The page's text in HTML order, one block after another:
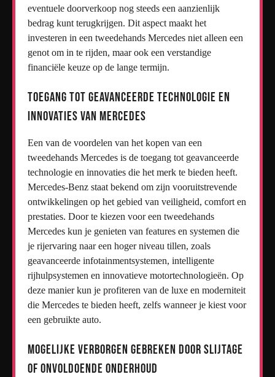
eventuele doorverkoop nog steeds een aanzienlijk
bedrag kunt terugkrijgen. Dit aspect maakt het
investeren in een tweedehands Mercedes niet alleen een
genot om in te rijden, maar ook een verstandige
financiële keuze op de lange termijn.
Toegang tot geavanceerde technologie en
innovaties van Mercedes
Een van de voordelen van het kopen van een
tweedehands Mercedes is de toegang tot geavanceerde
technologie en innovaties die het merk te bieden heeft.
Mercedes-Benz staat bekend om zijn vooruitstrevende
ontwikkelingen op het gebied van veiligheid, comfort en
prestaties. Door te kiezen voor een tweedehands
Mercedes kun je genieten van features en systemen die
je rijervaring naar een hoger niveau tillen, zoals
geavanceerde infotainmentsystemen, intelligente
rijhulpsystemen en innovatieve motortechnologieën. Op
deze manier kun je profiteren van de luxe en moderniteit
die Mercedes te bieden heeft, zelfs wanneer je kiest voor
een gebruikte auto.
Mogelijke verborgen gebreken door slijtage
of onvoldoende onderhoud